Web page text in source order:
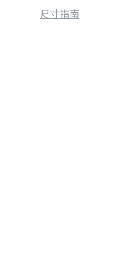
尺寸指南